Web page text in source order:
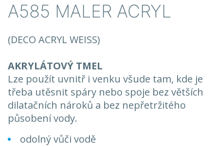
A585 MALER ACRYL
(DECO ACRYL WEISS)
AKRYLÁTOVÝ TMEL
Lze použít uvnitř i venku všude tam, kde je
třeba utěsnit spáry nebo spoje bez větších
dilatačních nároků a bez nepřetržitého
působení vody.
odolný vůči vodě